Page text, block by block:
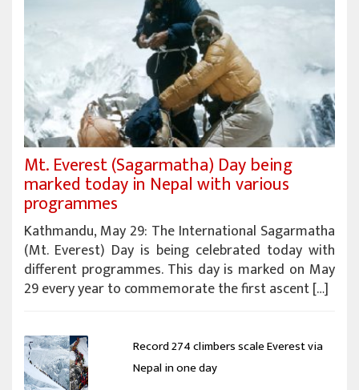
Mt. Everest (Sagarmatha) Day being
marked today in Nepal with various
programmes
Kathmandu, May 29: The International Sagarmatha
(Mt. Everest) Day is being celebrated today with
different programmes. This day is marked on May
29 every year to commemorate the first ascent […]
Record 274 climbers scale Everest via
Nepal in one day